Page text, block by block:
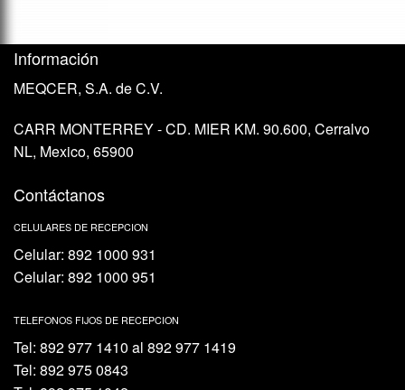
Información
MEQCER, S.A. de C.V.
CARR MONTERREY - CD. MIER KM. 90.600, Cerralvo
NL, Mexico, 65900
Contáctanos
CELULARES DE RECEPCION
Celular: 892 1000 931
Celular: 892 1000 951
TELEFONOS FIJOS DE RECEPCION
Tel: 892 977 1410 al 892 977 1419
Tel: 892 975 0843